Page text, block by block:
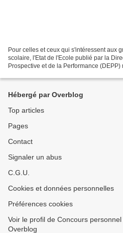
Pour celles et ceux qui s'intéressent aux
scolaire, l'Etat de l'Ecole publié par la
Prospective et de la Performance (DEPP)
Hébergé par Overblog
Top articles
Pages
Contact
Signaler un abus
C.G.U.
Cookies et données personnelles
Préférences cookies
Voir le profil de Concours
Overblog